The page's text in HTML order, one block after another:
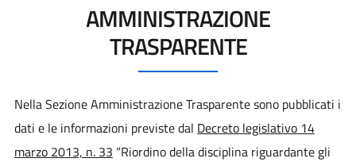
AMMINISTRAZIONE
TRASPARENTE
Nella Sezione Amministrazione Trasparente sono pubblicati i
dati e le informazioni previste dal Decreto legislativo 14
marzo 2013, n. 33 “Riordino della disciplina riguardante gli